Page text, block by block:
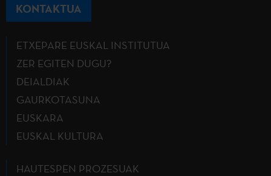
KONTAKTUA
ETXEPARE EUSKAL INSTITUTUA
ZER EGITEN DUGU?
DEIALDIAK
GAURKOTASUNA
EUSKARA
EUSKAL KULTURA
HAUTESPEN PROZESUAK